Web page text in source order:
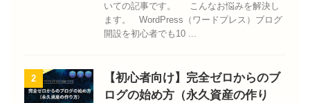
いての記事です。 こんなお悩みを解決し
ます。 WordPress（ワードプレス）ブログ
開設を初心者でも10 ...
2
【初心者向け】完全ゼロからのブ
ログの始め方（永久資産の作り